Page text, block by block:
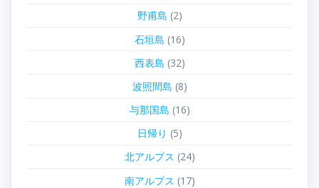
野甫島 (2)
石垣島 (16)
西表島 (32)
波照間島 (8)
与那国島 (16)
日帰り (5)
北アルプス (24)
南アルプス (17)